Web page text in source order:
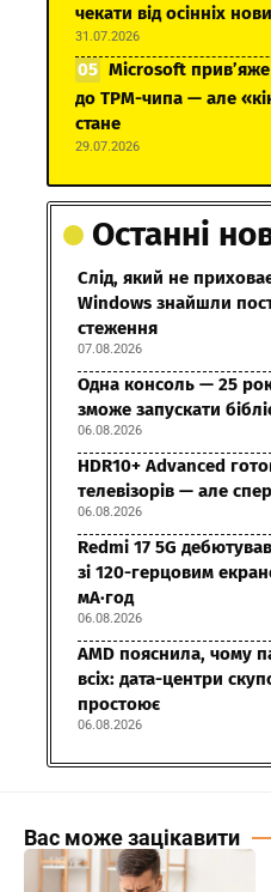
чекати від осінніх
31.07.2026
Microsoft
до TPM-чипа — але
стане
29.07.2026
Останні
Слід, який не
Windows знайшли
стеження
07.08.2026
Одна консоль — 25
зможе запускати
06.08.2026
HDR10+ Advanced
телевізорів — але
06.08.2026
Redmi 17 5G
зі 120-герцовим
мА·год
06.08.2026
AMD пояснила, чому
всіх: дата-центри
простоює
06.08.2026
Вас може зацікавити